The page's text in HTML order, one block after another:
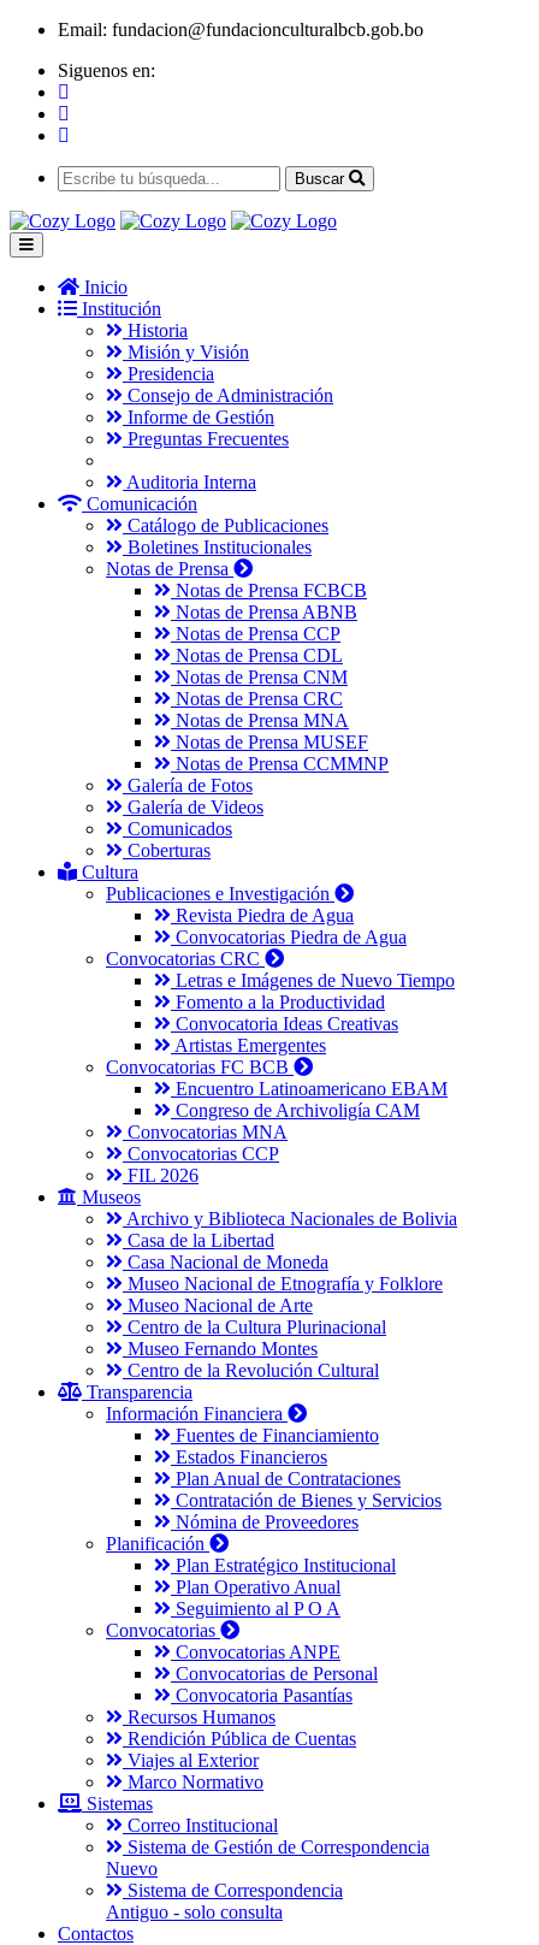
Email: fundacion@fundacionculturalbcb.gob.bo
Siguenos en:
Buscar
Inicio
Institución
Historia
Misión y Visión
Presidencia
Consejo de Administración
Informe de Gestión
Preguntas Frecuentes
Auditoria Interna
Comunicación
Catálogo de Publicaciones
Boletines Institucionales
Notas de Prensa
Notas de Prensa FCBCB
Notas de Prensa ABNB
Notas de Prensa CCP
Notas de Prensa CDL
Notas de Prensa CNM
Notas de Prensa CRC
Notas de Prensa MNA
Notas de Prensa MUSEF
Notas de Prensa CCMMNP
Galería de Fotos
Galería de Videos
Comunicados
Coberturas
Cultura
Publicaciones e Investigación
Revista Piedra de Agua
Convocatorias Piedra de Agua
Convocatorias CRC
Letras e Imágenes de Nuevo Tiempo
Fomento a la Productividad
Convocatoria Ideas Creativas
Artistas Emergentes
Convocatorias FC BCB
Encuentro Latinoamericano EBAM
Congreso de Archivoligía CAM
Convocatorias MNA
Convocatorias CCP
FIL 2026
Museos
Archivo y Biblioteca Nacionales de Bolivia
Casa de la Libertad
Casa Nacional de Moneda
Museo Nacional de Etnografía y Folklore
Museo Nacional de Arte
Centro de la Cultura Plurinacional
Museo Fernando Montes
Centro de la Revolución Cultural
Transparencia
Información Financiera
Fuentes de Financiamiento
Estados Financieros
Plan Anual de Contrataciones
Contratación de Bienes y Servicios
Nómina de Proveedores
Planificación
Plan Estratégico Institucional
Plan Operativo Anual
Seguimiento al P O A
Convocatorias
Convocatorias ANPE
Convocatorias de Personal
Convocatoria Pasantías
Recursos Humanos
Rendición Pública de Cuentas
Viajes al Exterior
Marco Normativo
Sistemas
Correo Institucional
Sistema de Gestión de Correspondencia
Nuevo
Sistema de Correspondencia
Antiguo - solo consulta
Contactos